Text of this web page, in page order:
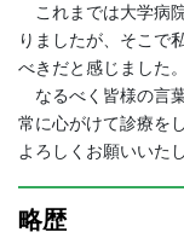
これまでは大学病
りましたが、そこで
べきだと感じました。
なるべく皆様の言
常に心がけて診療を
よろしくお願いいた
略歴